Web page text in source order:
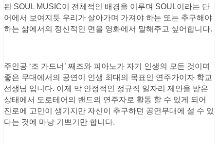
된 SOUL MUSIC이 전체적인 배경을 이루며 SOUL이라는 단
어에서 보여지듯 우리가 살아가며 가져야 하는 또는 추구해야
하는 삶에서의 정신적인 면을 영화에서 말해주고 싶어합니다.
주인공 ‘조 가드너’ 째즈와 피아노가 자기 인생의 모든 것이며
좋은 무대에서의 공연이 인생 최대의 목표인 연주가이자 학교
선생님 입니다. 이제 막 안정적인 정규직 일자리 제안을 받은
상태에서 도로테어의 밴드의 연주자로 활동 할 수 있게 되어
진로에 고민이 생기지만 자신이 추구하던 공연무대에 설 수 있
다는 것에 마냥 기쁘기만 합니다.